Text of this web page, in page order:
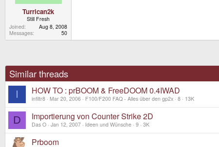
Turrican2k
Still Fresh
Joined
Aug 8, 2008
Messages
50
Similar threads
I HOW TO : prBOOM & FreeDOOM 0.4IWAD
infiltr8 Mar 20, 2006 F100/F200 FAQ - Alles über den gp2x 8 13K
D Importierung von Counter Strike 2D
Das O Jan 12, 2007 Ideen und Wünsche 9 3K
Prboom